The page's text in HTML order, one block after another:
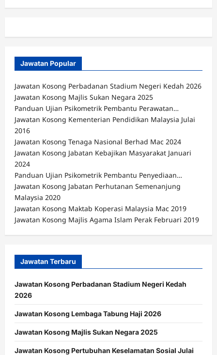
Jawatan Popular
Jawatan Kosong Perbadanan Stadium Negeri Kedah 2026
Jawatan Kosong Majlis Sukan Negara 2025
Panduan Ujian Psikometrik Pembantu Perawatan…
Jawatan Kosong Kementerian Pendidikan Malaysia Julai
2016
Jawatan Kosong Tenaga Nasional Berhad Mac 2024
Jawatan Kosong Jabatan Kebajikan Masyarakat Januari
2024
Panduan Ujian Psikometrik Pembantu Penyediaan…
Jawatan Kosong Jabatan Perhutanan Semenanjung
Malaysia 2020
Jawatan Kosong Maktab Koperasi Malaysia Mac 2019
Jawatan Kosong Majlis Agama Islam Perak Februari 2019
Jawatan Terbaru
Jawatan Kosong Perbadanan Stadium Negeri Kedah
2026
Jawatan Kosong Lembaga Tabung Haji 2026
Jawatan Kosong Majlis Sukan Negara 2025
Jawatan Kosong Pertubuhan Keselamatan Sosial Julai